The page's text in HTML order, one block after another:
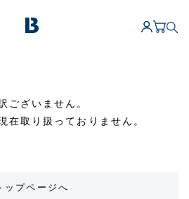
ございません。
在取り扱っておりません。
ップページへ